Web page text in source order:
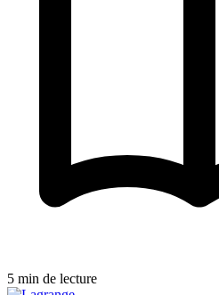
5 min de lecture